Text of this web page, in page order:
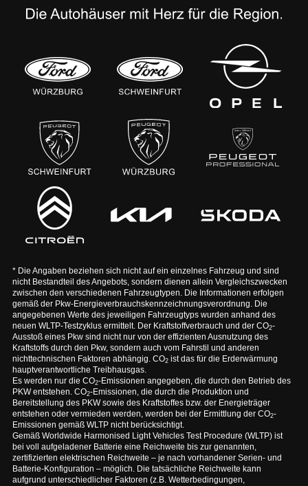
* Die Angaben beziehen sich nicht auf ein einzelnes Fahrzeug und sind
nicht Bestandteil des Angebots, sondern dienen allein Vergleichszwecken
zwischen den verschiedenen Fahrzeugtypen. Die Informationen erfolgen
gemäß der Pkw-Energieverbrauchskennzeichnungsverordnung. Die
angegebenen Werte des jeweiligen Fahrzeugtyps wurden anhand des
neuen WLTP-Testzyklus ermittelt. Der Kraftstoffverbrauch und der CO2-
Ausstoß eines Pkw sind nicht nur von der effizienten Ausnutzung des
Kraftstoffs durch den Pkw, sondern auch vom Fahrstil und anderen
nichttechnischen Faktoren abhängig. CO2ist das für die Erderwärmung
hauptverantwortliche Treibhausgas.
Es werden nur die CO2-Emissionen angegeben, die durch den Betrieb des
PKW entstehen. CO2-Emissionen, die durch die Produktion und
Bereitstellung des PKW sowie des Kraftstoffes bzw. der Energieträger
entstehen oder vermieden werden, werden bei der Ermittlung der CO2-
Emissionen gemäß WLTP nicht berücksichtigt.
Gemäß Worldwide Harmonised Light Vehicles Test Procedure (WLTP) ist
bei voll aufgeladener Batterie eine Reichweite bis zur genannten,
zertifizierten elektrischen Reichweite – je nach vorhandener Serien- und
Batterie-Konfiguration – möglich. Die tatsächliche Reichweite kann
aufgrund unterschiedlicher Faktoren (z.B. Wetterbedingungen,